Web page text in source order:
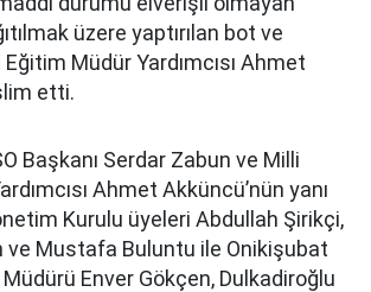
üzere yaptırılan bot ve
Eğitim Müdür Yardımcısı Ahmet
etti.
Başkanı Serdar Zabun ve Milli
Ahmet Akküncü’nün yanı
Kurulu üyeleri Abdullah Şirikçi,
ve Mustafa Buluntu ile Onikişubat
Enver Gökçen, Dulkadiroğlu